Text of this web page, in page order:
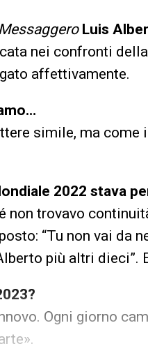
Messaggero Luis
nei confronti della
affettivamente.
simile, ma
2022 stava
non trovavo
“Tu non vai da
più altri dieci”.
Ogni giorno